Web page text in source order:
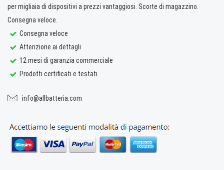
per migliaia di dispositivi a prezzi vantaggiosi. Scorte di magazzino.
Consegna veloce.
Consegna veloce
Attenzione ai dettagli
12 mesi di garanzia commerciale
Prodotti certificati e testati
info@allbatteria.com